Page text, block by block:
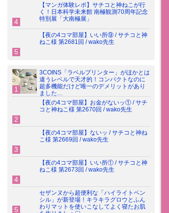
【マンガ体験レポ】サチコと神ねこが行
く！日本科学未来館 南極観測70周年記念
特別展「大南極展」
【夜の4コマ部屋】いい所⑨ / サチコと神
ねこ様 第2681回 / wako先生
3COINS「ラベルプリンター」がほかとは
違うレベルで天才的！コンパクトなのに
超多機能だけど唯一のデメリットがあり
ました…
【夜の4コマ部屋】お金がないッ① / サチ
コと神ねこ様 第2670回 / wako先生
【夜の4コマ部屋】ないッ / サチコと神ね
こ様 第2669回 / wako先生
【夜の4コマ部屋】いい所① / サチコと神
ねこ様 第2673回 / wako先生
セザンヌから超便利な「ハイライトペン
シル」が新登場！キラキラグロウとふん
わりマットを使いこなしてよく寝たお肌